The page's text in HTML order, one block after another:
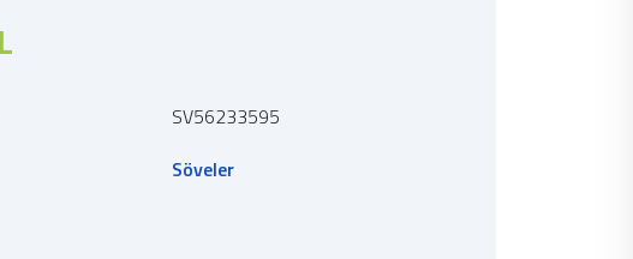
SV56233595
Söveler